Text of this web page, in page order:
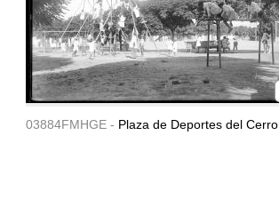
03884FMHGE - Plaza de Deportes del Cerro.